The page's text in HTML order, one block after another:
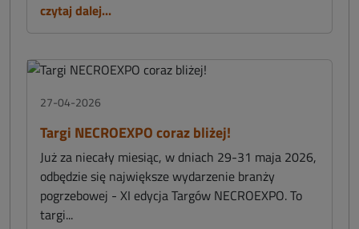
czytaj dalej...
27-04-2026
Targi NECROEXPO coraz bliżej!
Już za niecały miesiąc, w dniach 29-31 maja 2026,
odbędzie się największe wydarzenie branży
pogrzebowej - XI edycja Targów NECROEXPO. To
targi...